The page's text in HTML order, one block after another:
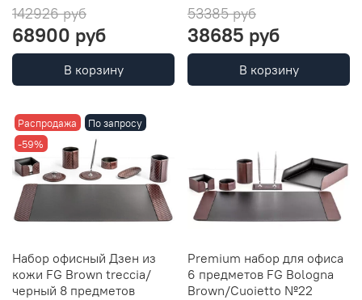
142926 руб
68900 руб
В корзину
53385 руб
38685 руб
В корзину
Распродажа
По запросу
-59%
Набор офисный Дзен из
кожи FG Brown treccia/
черный 8 предметов
Premium набор для офиса
6 предметов FG Bologna
Brown/Cuoietto №22